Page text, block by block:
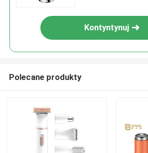
Kontyntynuj
Polecane produkty